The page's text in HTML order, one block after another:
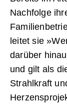
Nachfolge
leitet sie
darüber
und gilt als
Strahlkraft